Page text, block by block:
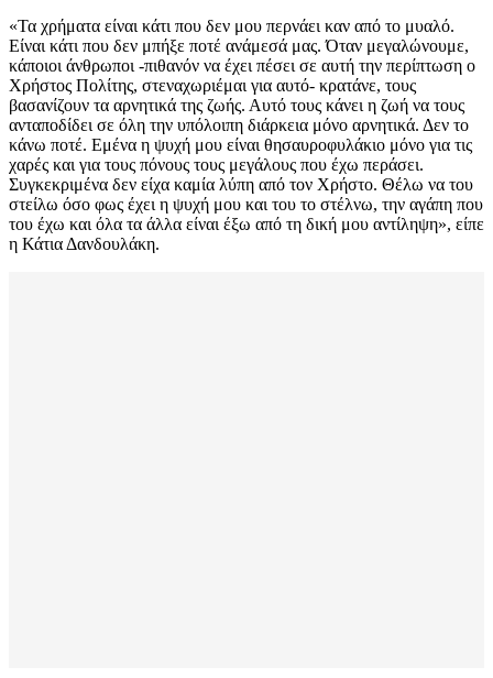
«Τα χρήματα είναι κάτι που δεν μου περνάει καν από το μυαλό.
Είναι κάτι που δεν μπήξε ποτέ ανάμεσά μας. Όταν μεγαλώνουμε,
κάποιοι άνθρωποι -πιθανόν να έχει πέσει σε αυτή την περίπτωση ο
Χρήστος Πολίτης, στεναχωριέμαι για αυτό- κρατάνε, τους
βασανίζουν τα αρνητικά της ζωής. Αυτό τους κάνει η ζωή να τους
ανταποδίδει σε όλη την υπόλοιπη διάρκεια μόνο αρνητικά. Δεν το
κάνω ποτέ. Εμένα η ψυχή μου είναι θησαυροφυλάκιο μόνο για τις
χαρές και για τους πόνους τους μεγάλους που έχω περάσει.
Συγκεκριμένα δεν είχα καμία λύπη από τον Χρήστο. Θέλω να του
στείλω όσο φως έχει η ψυχή μου και του το στέλνω, την αγάπη που
του έχω και όλα τα άλλα είναι έξω από τη δική μου αντίληψη», είπε
η Κάτια Δανδουλάκη.